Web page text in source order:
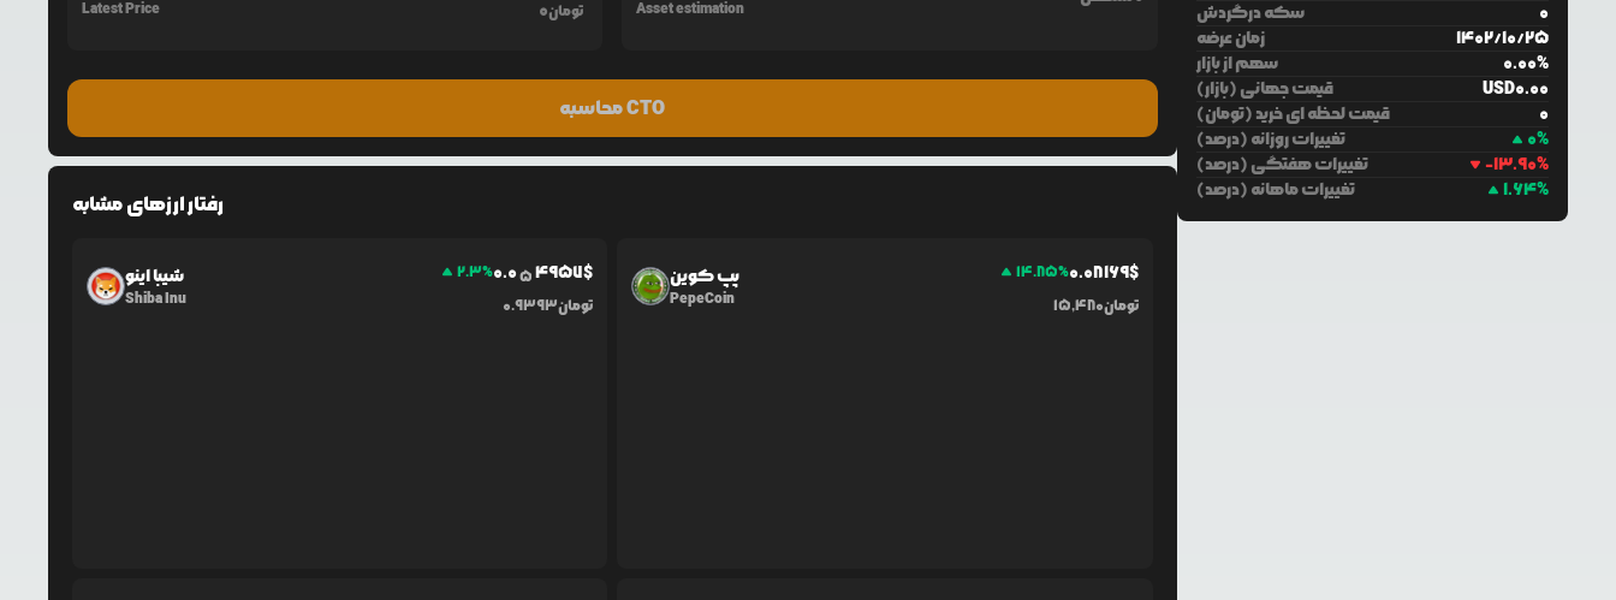
Latest Price
0تومان Asset estimation
محاسبه CTO
رفتار ارزهای مشابه
شیبا اینو
Shiba Inu
2.3%0.05 4957$
0.9393تومان
پپ کوین
PepeCoin
14.85%0.08169$
15,480تومان
سکه درگردش
0
زمان عرضه
1402/10/25
سهم از بازار
0.00%
قیمت جهانی (بازار)
USD0.00
قیمت لحظه ای خرید (تومان)
0
تغییرات روزانه (درصد)
0%
تغییرات هفتگی (درصد)
-13.90%
تغییرات ماهانه (درصد)
1.64%